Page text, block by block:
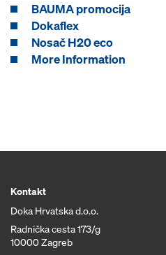
BAUMA promocija
Dokaflex
Nosač H20 eco
More Information
Kontakt
Doka Hrvatska d.o.o.
Radnička cesta 173/g
10000 Zagreb